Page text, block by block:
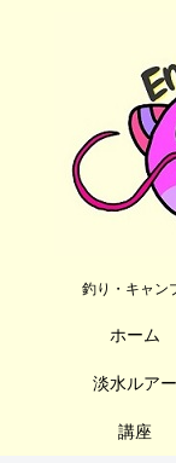
釣り・キャン
ホーム
淡水ルアー
講座